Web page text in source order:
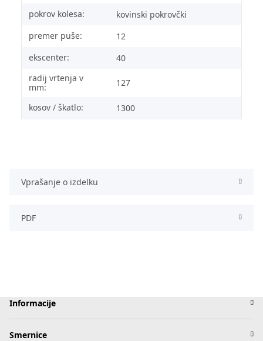
pokrov kolesa:
kovinski pokrovčki
premer puše:
12
ekscenter:
40
radij vrtenja v
mm:
127
kosov / škatlo: 1300
Vprašanje o izdelku
PDF
Informacije
Smernice